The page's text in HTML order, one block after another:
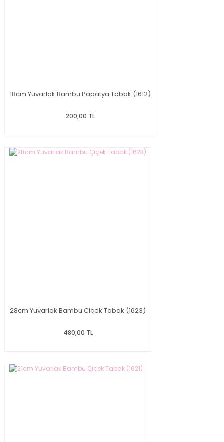
18cm Yuvarlak Bambu Papatya Tabak (1612)
200,00 TL
28cm Yuvarlak Bambu Çiçek Tabak (1623)
480,00 TL